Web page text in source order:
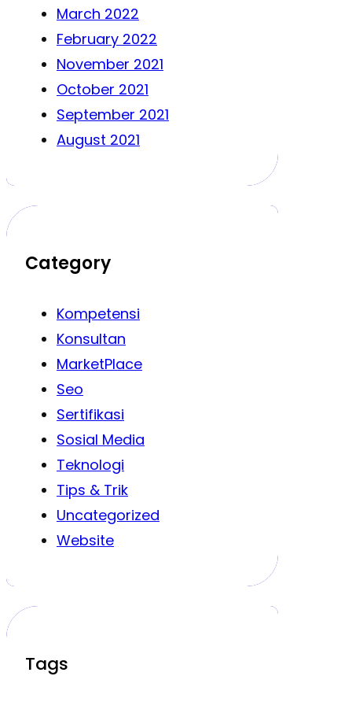
March 2022
February 2022
November 2021
October 2021
September 2021
August 2021
Category
Kompetensi
Konsultan
MarketPlace
Seo
Sertifikasi
Sosial Media
Teknologi
Tips & Trik
Uncategorized
Website
Tags